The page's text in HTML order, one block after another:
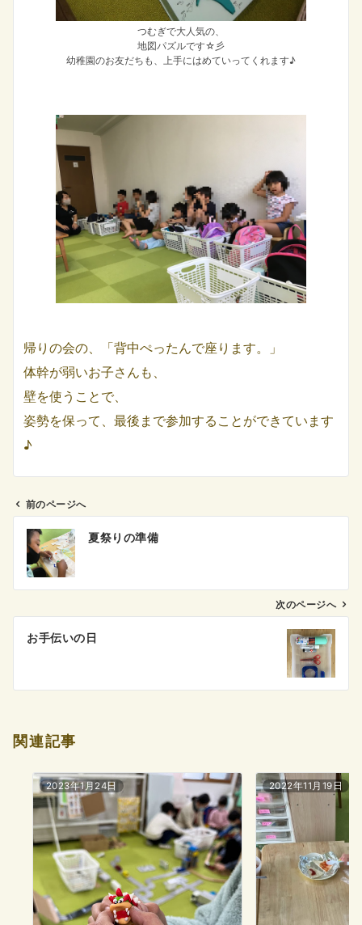
つむぎで大人気の、
地図パズルです☆彡
幼稚園のお友だちも、上手にはめていってくれます♪
帰りの会の、「背中ぺったんで座ります。」
体幹が弱いお子さんも、
壁を使うことで、
姿勢を保って、最後まで参加することができています
♪
ン
前のページへ
夏祭りの準備
次のページへ
お手伝いの日
関連記事
2023年1月24日 2022年11月19日